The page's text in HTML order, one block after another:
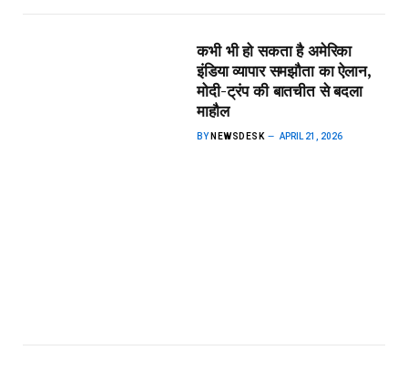
कभी भी हो सकता है अमेरिका
इंडिया व्यापार समझौता का ऐलान,
मोदी-ट्रंप की बातचीत से बदला
माहौल
BY NEWSDESK APRIL 21, 2026